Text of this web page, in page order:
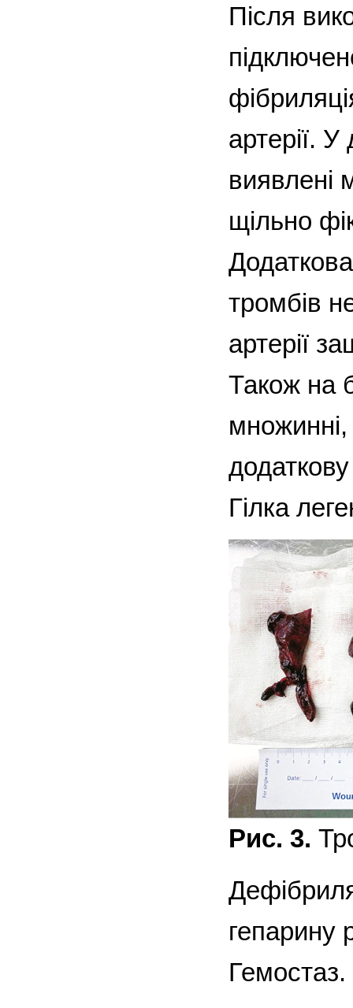
Після
артерії. У
виявлені
щільно
тромбів
артерії
Також на
Гілка
Рис. 3.
гепарину